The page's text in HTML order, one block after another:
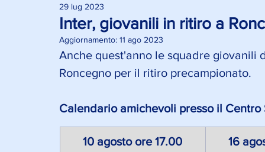
Inter, giovanili in ritiro a
29 lug 2023
Aggiornamento: 11 ago 2023
Anche quest'anno le squadre giovanili
Roncegno per il ritiro precampionato.
Calendario amichevoli presso il Centro
10 agosto ore 17.00
16